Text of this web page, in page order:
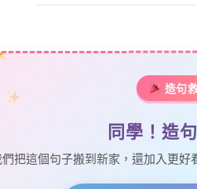
造句
同學！造
們把這個句子搬到新家，還加入更好